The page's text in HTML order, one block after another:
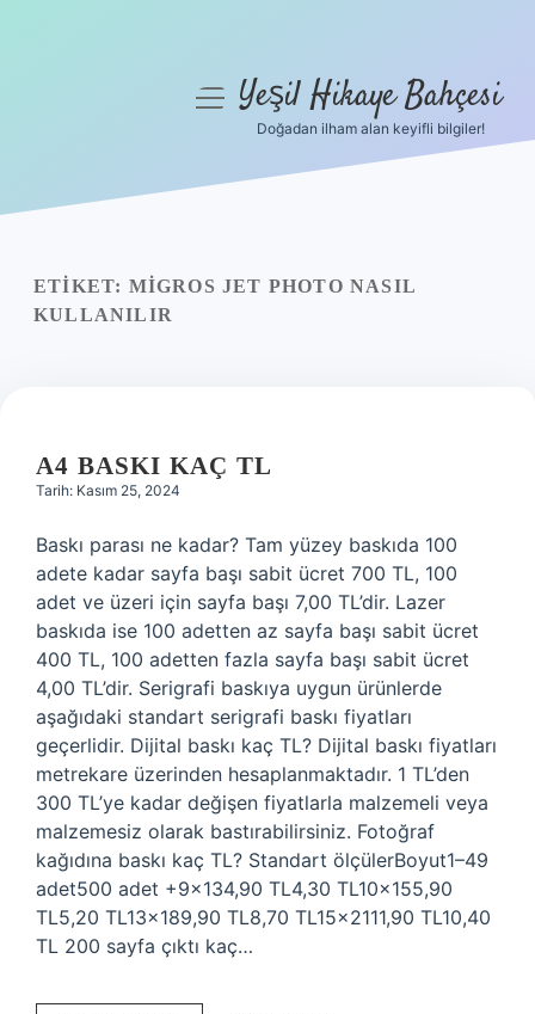
Yasal Uyarı
menüyüYeşil Hikaye Bahçesi
Doğadan ilham alan keyifli bilgiler!
ETIKET: MIGROS JET PHOTO NASIL
KULLANILIR
A4 BASKI KAÇ TL
Tarih: Kasım 25, 2024
Baskı parası ne kadar? Tam yüzey baskıda 100
adete kadar sayfa başı sabit ücret 700 TL, 100
adet ve üzeri için sayfa başı 7,00 TL’dir. Lazer
baskıda ise 100 adetten az sayfa başı sabit ücret
400 TL, 100 adetten fazla sayfa başı sabit ücret
4,00 TL’dir. Serigrafi baskıya uygun ürünlerde
aşağıdaki standart serigrafi baskı fiyatları
geçerlidir. Dijital baskı kaç TL? Dijital baskı fiyatları
metrekare üzerinden hesaplanmaktadır. 1 TL’den
300 TL’ye kadar değişen fiyatlarla malzemeli veya
malzemesiz olarak bastırabilirsiniz. Fotoğraf
kağıdına baskı kaç TL? Standart ölçülerBoyut1–49
adet500 adet +9×134,90 TL4,30 TL10x155,90
TL5,20 TL13x189,90 TL8,70 TL15x2111,90 TL10,40
TL 200 sayfa çıktı kaç…